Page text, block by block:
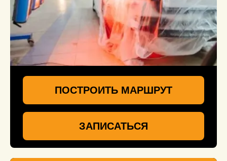
ПОСТРОИТЬ МАРШРУТ
ЗАПИСАТЬСЯ